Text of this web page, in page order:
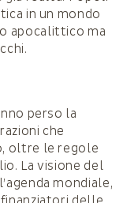
in un mondo
apocalittico ma
perso la
che
oltre le regole
La visione del
mondiale,